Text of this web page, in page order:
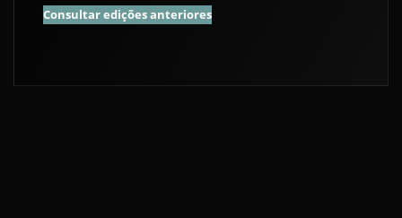
Consultar edições anteriores